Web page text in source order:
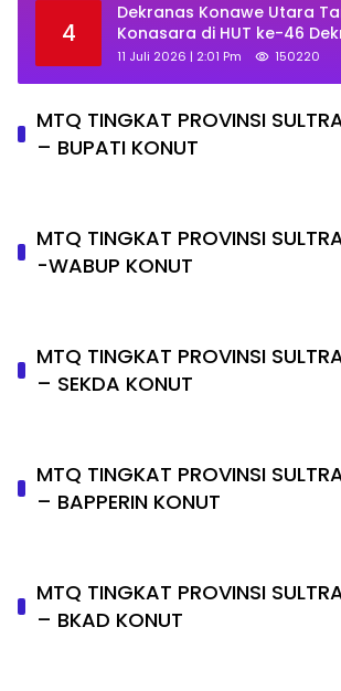
4
Dekranas Konawe Utara
Konasara di HUT ke-46
Promosi UMKM Daerah
11 Juli 2026 | 2:01 Pm 150220
MTQ TINGKAT PROVINSI
– BUPATI KONUT
MTQ TINGKAT PROVINSI
-WABUP KONUT
MTQ TINGKAT PROVINSI
– SEKDA KONUT
MTQ TINGKAT PROVINSI
– BAPPERIN KONUT
MTQ TINGKAT PROVINSI
– BKAD KONUT